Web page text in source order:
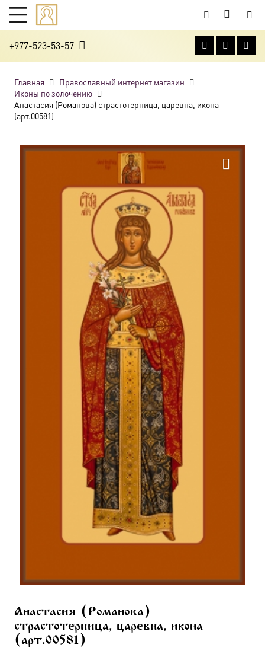
+977-523-53-57
Главная
Православный интернет магазин
Иконы по золочению
Анастасия (Романова) страстотерпица, царевна, икона
(арт.00581)
Анастасия (Романова)
страстотерпица, царевна, икона
(арт.00581)